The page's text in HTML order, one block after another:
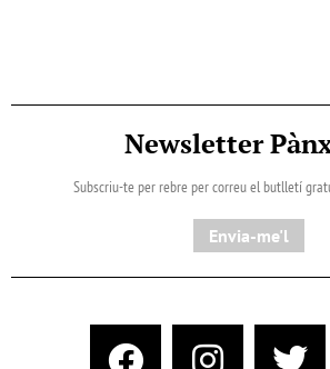
Newsletter
Subscriu-te per rebre per correu el butlletí
Envia-me'l